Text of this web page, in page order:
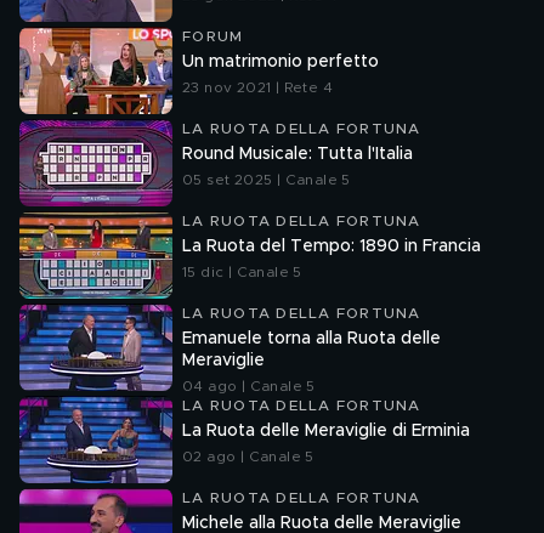
FORUM
Un matrimonio perfetto
23 nov 2021 | Rete 4
LA RUOTA DELLA FORTUNA
Round Musicale: Tutta l'Italia
05 set 2025 | Canale 5
LA RUOTA DELLA FORTUNA
La Ruota del Tempo: 1890 in Francia
15 dic | Canale 5
LA RUOTA DELLA FORTUNA
Emanuele torna alla Ruota delle
Meraviglie
04 ago | Canale 5
LA RUOTA DELLA FORTUNA
La Ruota delle Meraviglie di Erminia
02 ago | Canale 5
LA RUOTA DELLA FORTUNA
Michele alla Ruota delle Meraviglie